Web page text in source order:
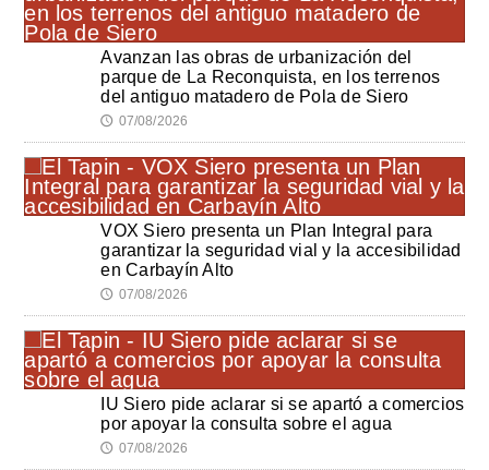
Avanzan las obras de urbanización del
parque de La Reconquista, en los terrenos
del antiguo matadero de Pola de Siero
🕔 07/08/2026
VOX Siero presenta un Plan Integral para
garantizar la seguridad vial y la accesibilidad
en Carbayín Alto
🕔 07/08/2026
IU Siero pide aclarar si se apartó a comercios
por apoyar la consulta sobre el agua
🕔 07/08/2026